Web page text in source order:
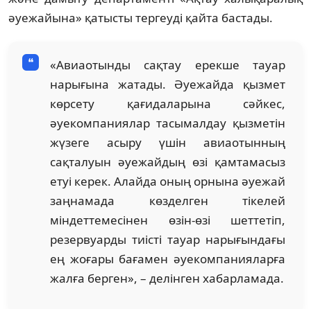
әуежайына» қатысты тергеуді қайта бастады.
«Авиаотынды сақтау ерекше тауар
нарығына жатады. Әуежайда қызмет
көрсету қағидаларына сәйкес,
әуекомпаниялар тасымалдау қызметін
жүзеге асыру үшін авиаотынның
сақталуын әуежайдың өзі қамтамасыз
етуі керек. Алайда оның орнына әуежай
заңнамада көзделген тікелей
міндеттемесінен өзін-өзі шеттетіп,
резервуарды тиісті тауар нарығындағы
ең жоғары бағамен әуекомпанияларға
жалға берген», – делінген хабарламада.